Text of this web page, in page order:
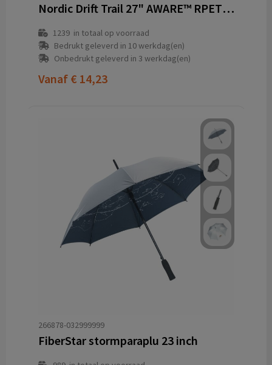
Nordic Drift Trail 27" AWARE™ RPET storm UPF 50+ paraplu
1239in totaal op voorraad
Bedrukt geleverd in 10 werkdag(en)
Onbedrukt geleverd in 3 werkdag(en)
Vanaf € 14,23
266878-032999999
FiberStar stormparaplu 23 inch